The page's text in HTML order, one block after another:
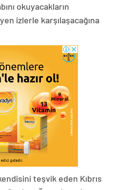
okuyacakların
izlerle karşılaşacağına
teşvik eden Kıbrıs